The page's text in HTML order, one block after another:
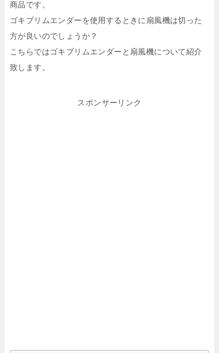
商品です。
ゴキブリムエンダーを使用するときに扇風機は切った
方が良いのでしょうか？
こちらではゴキブリムエンダーと扇風機について紹介
致します。
スポンサーリンク